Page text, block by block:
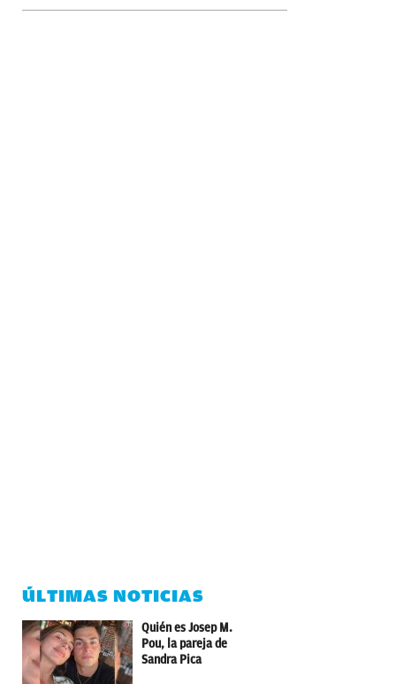
ÚLTIMAS NOTICIAS
Quién es Josep M.
Pou, la pareja de
Sandra Pica